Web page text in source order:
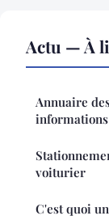
Actu — À
Annuaire
voiturier
C'est quoi